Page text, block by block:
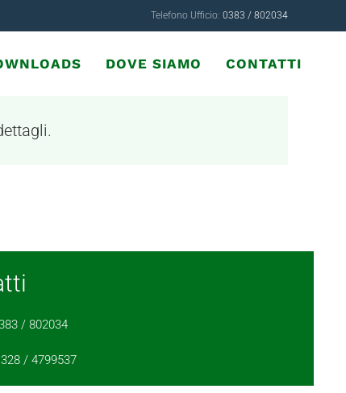
Telefono Ufficio: 0383 / 802034
DOVE SIAMO CONTATTI
/ 802034
328 / 4799537